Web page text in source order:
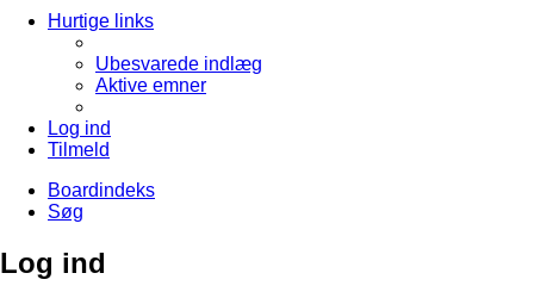
Hurtige links
Ubesvarede indlæg
Aktive emner
Log ind
Tilmeld
Boardindeks
Søg
Log ind